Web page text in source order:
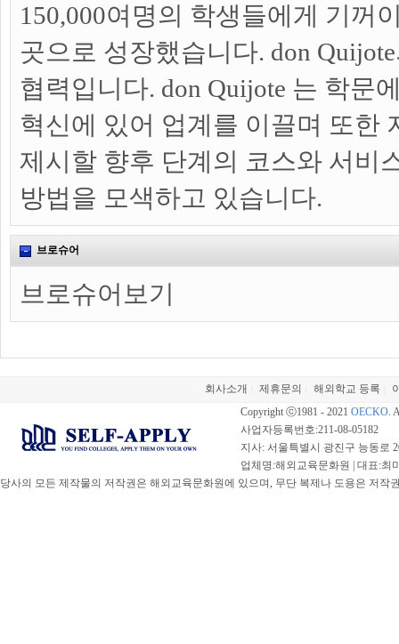
150,000여명의 학생들에게 기꺼
곳으로 성장했습니다. don
협력입니다. don Quijote 는 학문
혁신에 있어 업계를 이끌며 또한
제시할 향후 단계의 코스와 서비
방법을 모색하고 있습니다.
브로슈어
브로슈어보기
회사소개 제휴문의 해외학교 등록
Copyright ⓒ1981 - 2021 OECKO.
사업자등록번호:211-08-05182
지사: 서울특별시 광진구 능동로
업체명:해외교육문화원 | 대표:최
당사의 모든 제작물의 저작권은 해외교육문화원에 있으며, 무단 복제나 도용은 저